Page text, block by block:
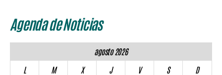
Agenda de Noticias
agosto 2026
L
M X J V S
D